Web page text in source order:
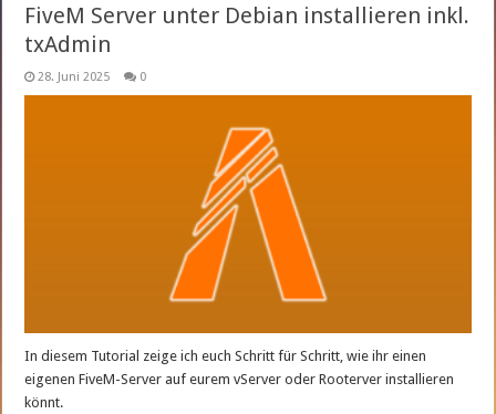
FiveM Server unter Debian installieren inkl.
txAdmin
28. Juni 2025 0
In diesem Tutorial zeige ich euch Schritt für Schritt, wie ihr einen
eigenen FiveM-Server auf eurem vServer oder Rooterver installieren
könnt.